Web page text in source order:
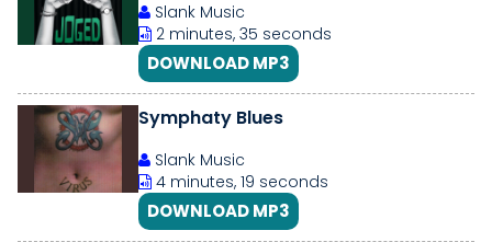
Slank Music
2 minutes, 35 seconds
DOWNLOAD MP3
Symphaty Blues
Slank Music
4 minutes, 19 seconds
DOWNLOAD MP3